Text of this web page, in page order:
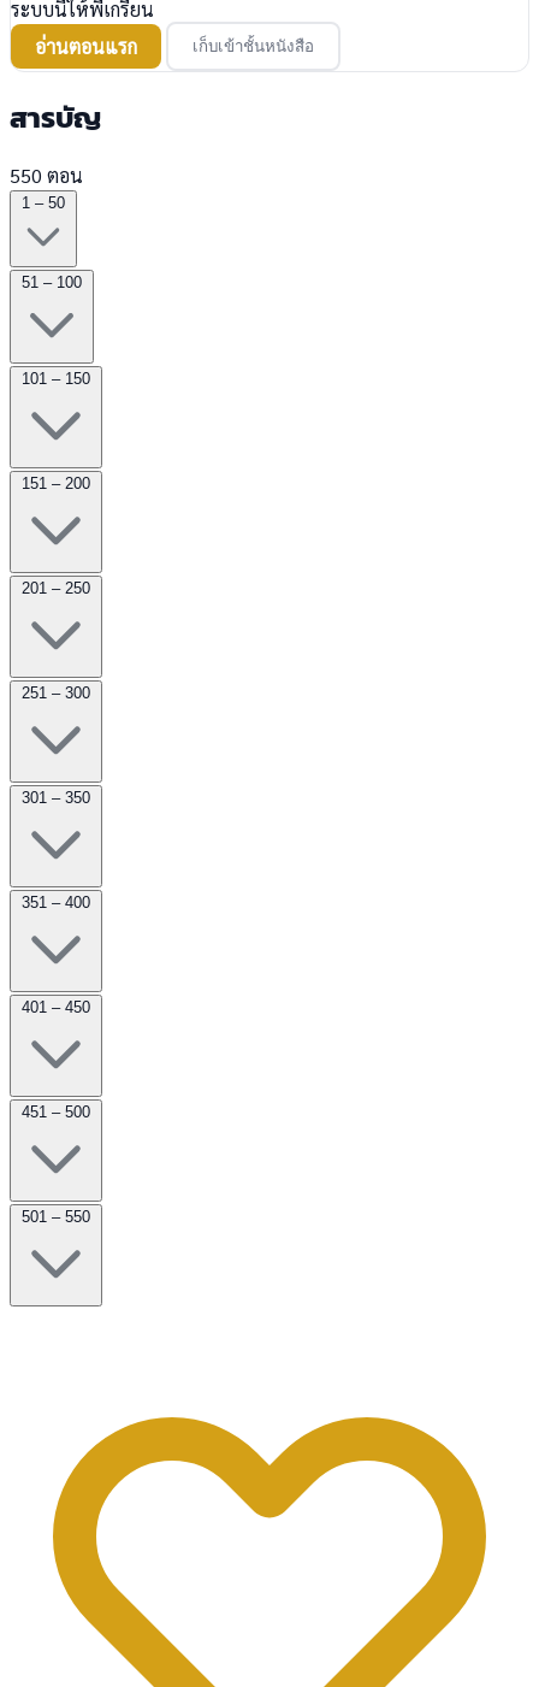
ระบบนี้ให้พี่เกรียน
อ่านตอนแรก
เก็บเข้าชั้นหนังสือ
สารบัญ
550 ตอน
1 – 50
51 – 100
101 – 150
151 – 200
201 – 250
251 – 300
301 – 350
351 – 400
401 – 450
451 – 500
501 – 550